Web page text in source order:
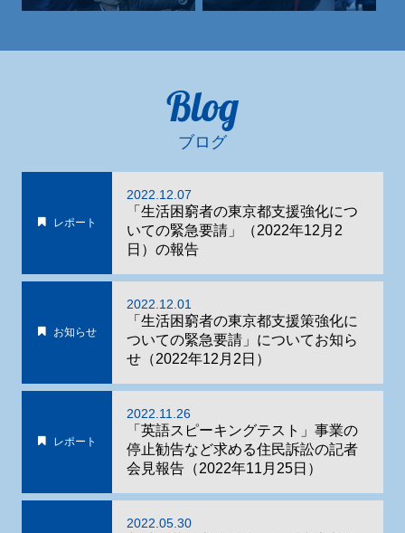
Blog
ブログ
レポート
2022.12.07
「生活困窮者の東京都支援強化につ
いての緊急要請」（2022年12月2
日）の報告
お知らせ
2022.12.01
「生活困窮者の東京都支援策強化に
ついての緊急要請」についてお知ら
せ（2022年12月2日）
レポート
2022.11.26
「英語スピーキングテスト」事業の
停止勧告など求める住民訴訟の記者
会見報告（2022年11月25日）
2022.05.30